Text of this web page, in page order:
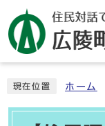
現在位置 ホーム